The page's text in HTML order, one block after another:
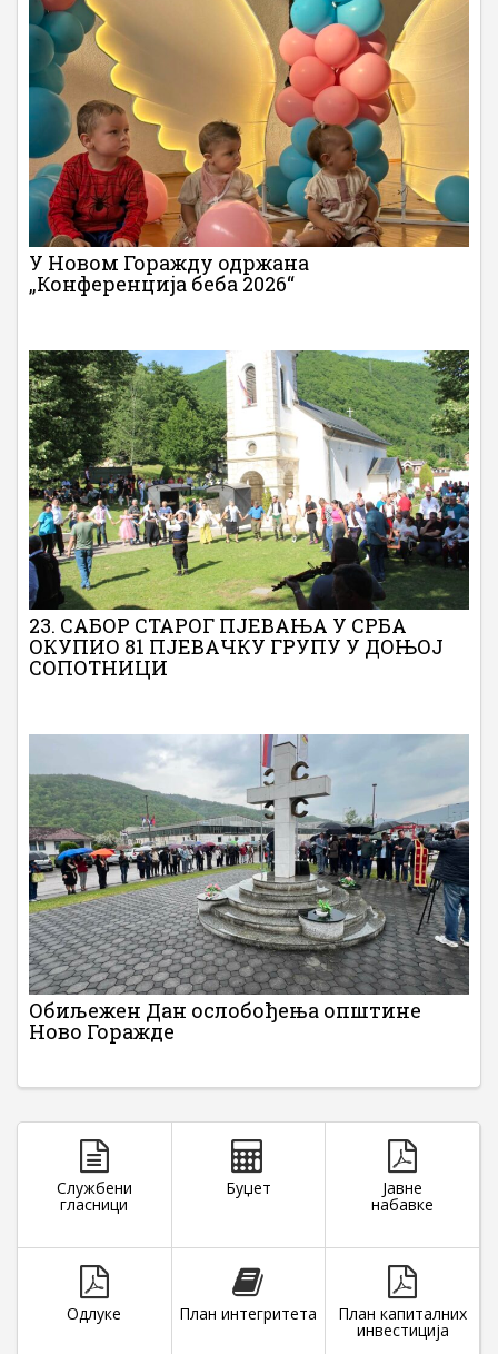
У Новом Горажду одржана
„Конференција беба 2026“
23. САБОР СТАРОГ ПЈЕВАЊА У СРБА
ОКУПИО 81 ПЈЕВАЧКУ ГРУПУ У ДОЊОЈ
СОПОТНИЦИ
Обиљежен Дан ослобођења општине
Ново Горажде
Службени
гласници
Буџет Јавне
набавке
Одлуке План интегритета План капиталних
инвестиција